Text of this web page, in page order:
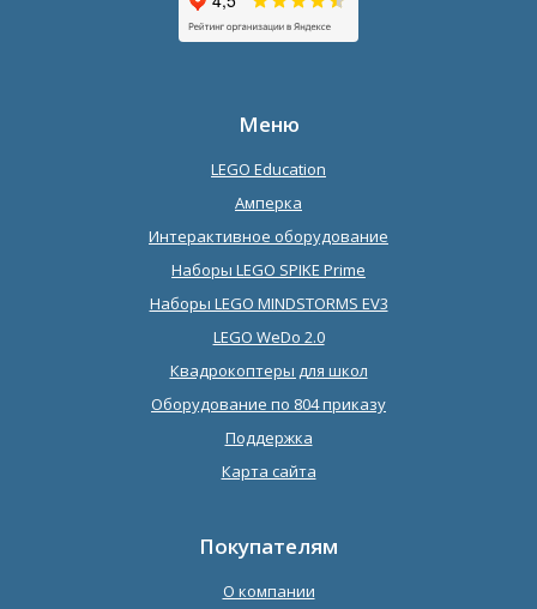
Меню
LEGO Education
Амперка
Интерактивное оборудование
Наборы LEGO SPIKE Prime
Наборы LEGO MINDSTORMS EV3
LEGO WeDo 2.0
Квадрокоптеры для школ
Оборудование по 804 приказу
Поддержка
Карта сайта
Покупателям
О компании